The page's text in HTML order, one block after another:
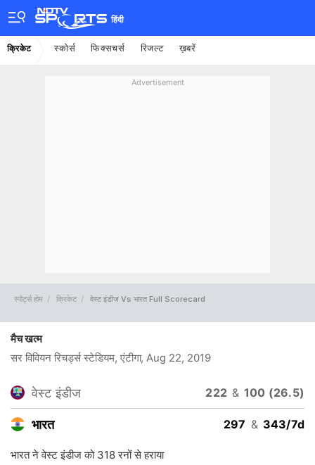
हिंदी
क्रिकेट स्कोर्स फिक्सचर्स रिजल्ट ख़बरें
Advertisement
स्पोर्ट्स होम क्रिकेट वेस्ट इंडीज Vs भारत Full Scorecard
मैच खत्म
सर विवियन रिचर्ड्स स्टेडियम, एंटीगा, Aug 22, 2019
वेस्ट इंडीज 222 & 100 (26.5)
भारत 297 & 343/7d
भारत ने वेस्ट इंडीज को 318 रनों से हराया